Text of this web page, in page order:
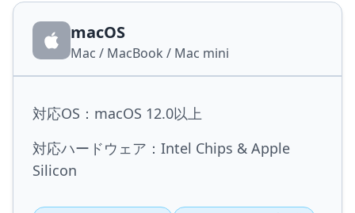
macOS
Mac / MacBook / Mac mini
対応OS：macOS 12.0以上
対応ハードウェア：Intel Chips & Apple
Silicon